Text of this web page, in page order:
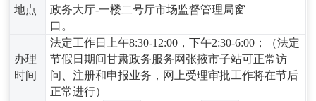
地点
政务大厅-一楼二号厅市场监督管理局窗
口。
办理
时间
法定工作日上午8:30-12:00，下午2:30-6:00；（法定
节假日期间甘肃政务服务网张掖市子站可正常访
问、注册和申报业务，网上受理审批工作将在节后
正常进行）